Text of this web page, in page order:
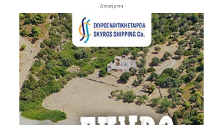
- Διαφήμιση -